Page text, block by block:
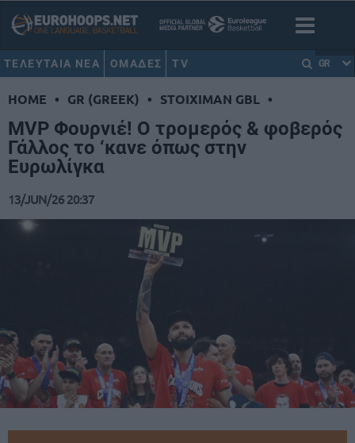
ΤΕΛΕΥΤΑΙΑ ΝΕΑ ΟΜΑΔΕΣ TV GR
HOME • GR (GREEK) • STOIXIMAN GBL •
MVP Φουρνιέ! Ο τρομερός & φοβερός
Γάλλος το ‘κανε όπως στην
Ευρωλίγκα
13/JUN/26 20:37